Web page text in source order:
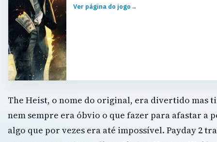
Ver página do jogo→
The Heist, o nome do original, era divertido mas
nem sempre era óbvio o que fazer para afastar a
algo que por vezes era até impossível. Payday 2